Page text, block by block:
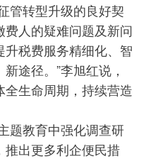
转型升级的良好契
人的疑难问题及新问
税费服务精细化、智
途径。”李旭红说，
生命周期，持续营造
教育中强化调查研
推出更多利企便民措